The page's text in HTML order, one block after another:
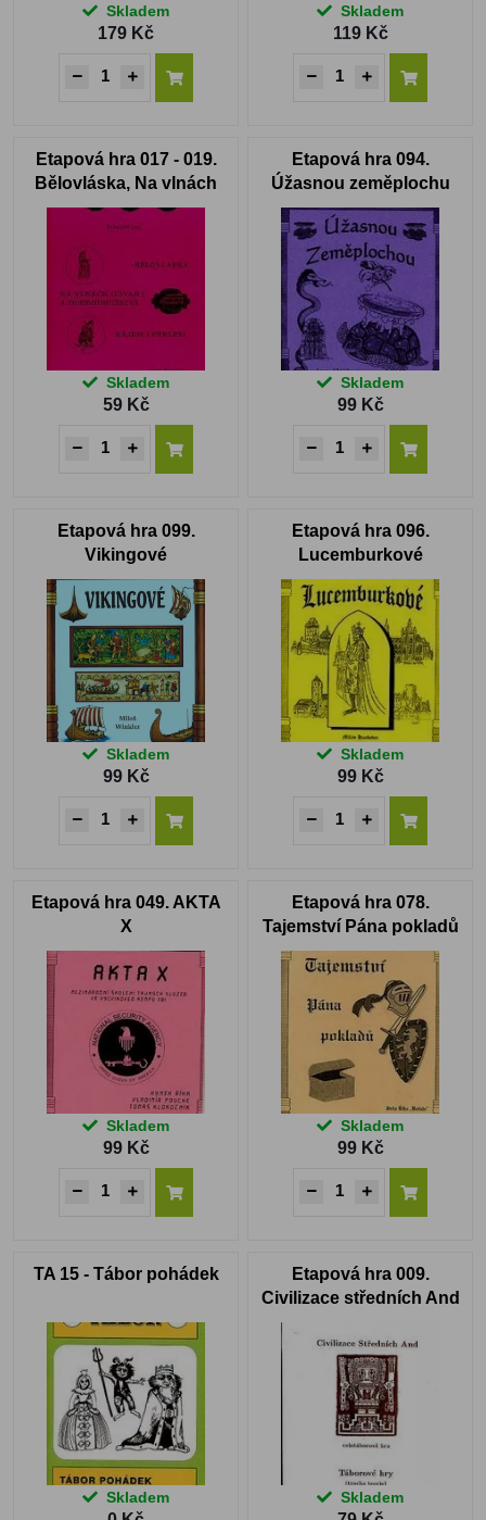
Skladem
179 Kč
Skladem
119 Kč
Etapová hra 017 - 019.
Bělovláska, Na vlnách
odvahy a dobrodružství,
Rájem i peklem
Skladem
59 Kč
Etapová hra 094.
Úžasnou zeměplochu
Skladem
99 Kč
Etapová hra 099.
Vikingové
Skladem
99 Kč
Etapová hra 096.
Lucemburkové
Skladem
99 Kč
Etapová hra 049. AKTA
X
Skladem
99 Kč
Etapová hra 078.
Tajemství Pána pokladů
Skladem
99 Kč
TA 15 - Tábor pohádek
Skladem
Etapová hra 009.
Civilizace středních And
Skladem